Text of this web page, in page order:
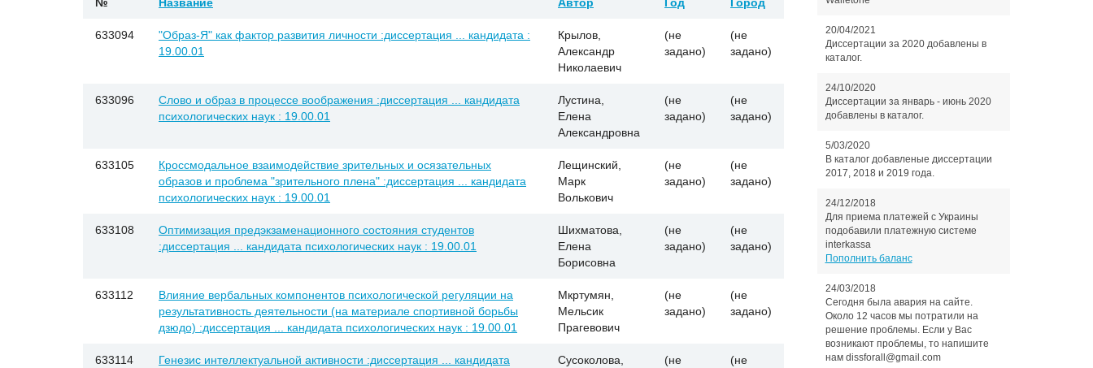
633094
"Образ-Я" как фактор развития личности :диссертация ... кандидата :
19.00.01
Крылов,
Александр
Николаевич
(не
задано)
(не
задано)
633096
Слово и образ в процессе воображения :диссертация ... кандидата
психологических наук : 19.00.01
Лустина,
Елена
Александровна
(не
задано)
(не
задано)
633105
Кроссмодальное взаимодействие зрительных и осязательных
образов и проблема "зрительного плена" :диссертация ... кандидата
психологических наук : 19.00.01
Лещинский,
Марк
Волькович
(не
задано)
(не
задано)
633108
Оптимизация предэкзаменационного состояния студентов
:диссертация ... кандидата психологических наук : 19.00.01
Шихматова,
Елена
Борисовна
(не
задано)
(не
задано)
633112
Влияние вербальных компонентов психологической регуляции на
результативность деятельности (на материале спортивной борьбы
дзюдо) :диссертация ... кандидата психологических наук : 19.00.01
Мкртумян,
Мельсик
Прагевович
(не
задано)
(не
задано)
633114
Генезис интеллектуальной активности :диссертация ... кандидата
Сусоколова,
(не
(не
20/04/2021
Диссертации за 2020 добавлены в
каталог.
24/10/2020
Диссертации за январь - июнь 2020
добавлены в каталог.
5/03/2020
В каталог добавленые диссертации
2017, 2018 и 2019 года.
24/12/2018
Для приема платежей с Украины
подобавили платежную системе
interkassa
Пополнить баланс
24/03/2018
Сегодня была авария на сайте.
Около 12 часов мы потратили на
решение проблемы. Если у Вас
возникают проблемы, то напишите
нам dissforall@gmail.com